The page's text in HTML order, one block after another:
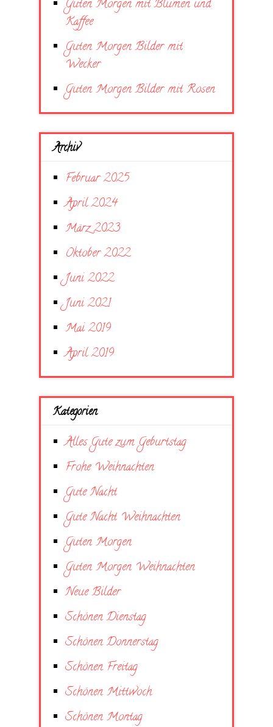
Guten Morgen mit Blumen und
Kaffee
Guten Morgen Bilder mit
Wecker
Guten Morgen Bilder mit Rosen
Archiv
Februar 2025
April 2024
März 2023
Oktober 2022
Juni 2022
Juni 2021
Mai 2019
April 2019
Kategorien
Alles Gute zum Geburtstag
Frohe Weihnachten
Gute Nacht
Gute Nacht Weihnachten
Guten Morgen
Guten Morgen Weihnachten
Neue Bilder
Schönen Dienstag
Schönen Donnerstag
Schönen Freitag
Schönen Mittwoch
Schönen Montag